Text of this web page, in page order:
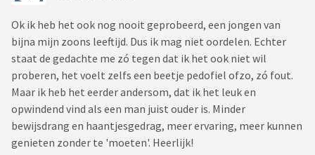
Ok ik heb het ook nog nooit geprobeerd, een jongen van
bijna mijn zoons leeftijd. Dus ik mag niet oordelen. Echter
staat de gedachte me zó tegen dat ik het ook niet wil
proberen, het voelt zelfs een beetje pedofiel ofzo, zó fout.
Maar ik heb het eerder andersom, dat ik het leuk en
opwindend vind als een man juist ouder is. Minder
bewijsdrang en haantjesgedrag, meer ervaring, meer kunnen
genieten zonder te 'moeten'. Heerlijk!